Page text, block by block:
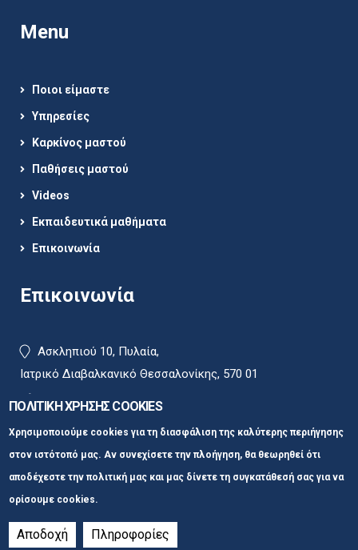
Menu
Ποιοι είμαστε
Υπηρεσίες
Καρκίνος μαστού
Παθήσεις μαστού
Videos
Εκπαιδευτικά μαθήματα
Επικοινωνία
Επικοινωνία
Ασκληπιού 10, Πυλαία,
Ιατρικό Διαβαλκανικό Θεσσαλονίκης, 570 01
2310 400215 (εσωτ.γραμμή 2153)
+30 6977 403 145
matinapotsi@hotmail.com
www.aktinologosthessaloniki.gr
ΠΟΛΙΤΙΚΗ ΧΡΗΣΗΣ COOKIES
Χρησιμοποιούμε cookies για τη διασφάλιση της καλύτερης περιήγησης
στον ιστότοπό μας. Αν συνεχίσετε την πλοήγηση, θα θεωρηθεί ότι
αποδέχεστε την πολιτική μας και μας δίνετε τη συγκατάθεσή σας για να
ορίσουμε cookies.
Αποδοχή Πληροφορίες